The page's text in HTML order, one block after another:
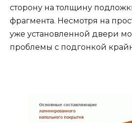
сторону на толщину
фрагмента. Несмотря на
уже установленной двери
проблемы с подгонкой